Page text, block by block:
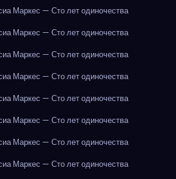
Маркес — Сто лет одиночества
Маркес — Сто лет одиночества
Маркес — Сто лет одиночества
Маркес — Сто лет одиночества
Маркес — Сто лет одиночества
Маркес — Сто лет одиночества
Маркес — Сто лет одиночества
Маркес — Сто лет одиночества